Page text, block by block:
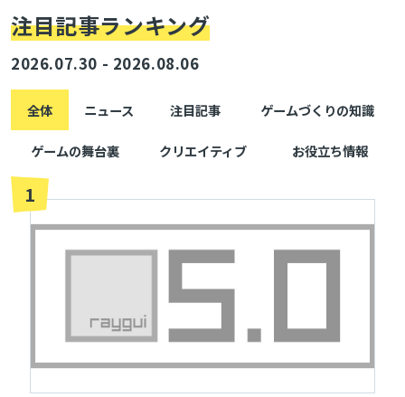
注目記事ランキング
2026.07.30 - 2026.08.06
全体 ニュース 注目記事 ゲームづくりの知識
ゲームの舞台裏 クリエイティブ お役立ち情報
1